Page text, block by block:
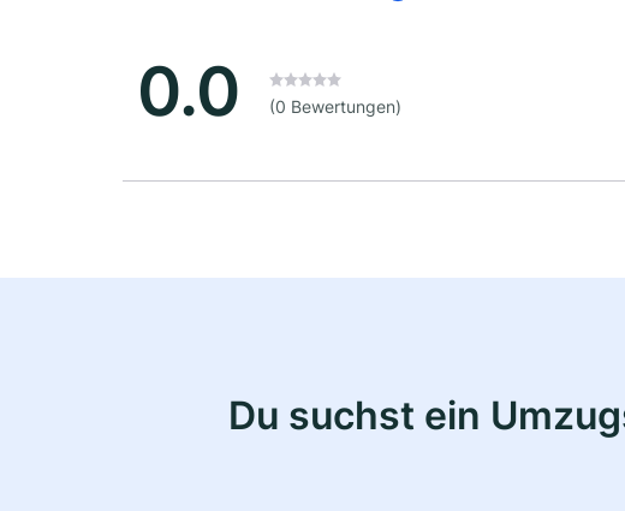
0.0 (0 Bewertungen)
Du suchst ein